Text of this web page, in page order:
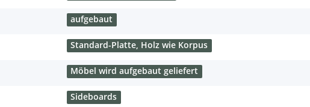
aufgebaut
Standard-Platte, Holz wie Korpus
Möbel wird aufgebaut geliefert
Sideboards